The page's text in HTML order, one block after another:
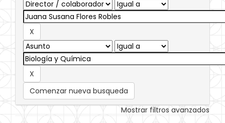
Comenzar nueva busqueda
Mostrar filtros avanzados